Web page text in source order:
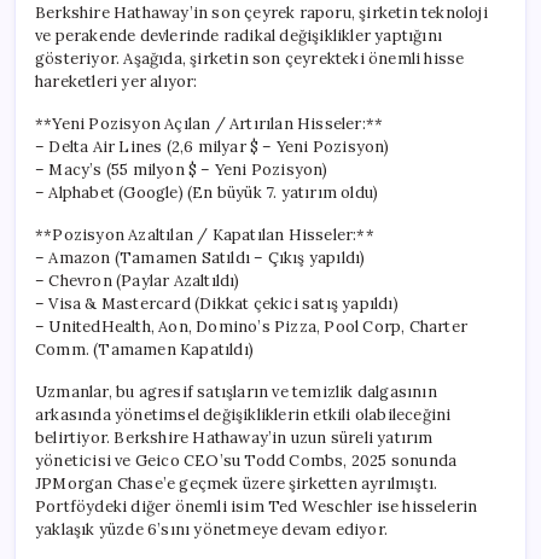
Berkshire Hathaway’in son çeyrek raporu, şirketin teknoloji
ve perakende devlerinde radikal değişiklikler yaptığını
gösteriyor. Aşağıda, şirketin son çeyrekteki önemli hisse
hareketleri yer alıyor:
**Yeni Pozisyon Açılan / Artırılan Hisseler:**
– Delta Air Lines (2,6 milyar $ – Yeni Pozisyon)
– Macy’s (55 milyon $ – Yeni Pozisyon)
– Alphabet (Google) (En büyük 7. yatırım oldu)
**Pozisyon Azaltılan / Kapatılan Hisseler:**
– Amazon (Tamamen Satıldı – Çıkış yapıldı)
– Chevron (Paylar Azaltıldı)
– Visa & Mastercard (Dikkat çekici satış yapıldı)
– UnitedHealth, Aon, Domino’s Pizza, Pool Corp, Charter
Comm. (Tamamen Kapatıldı)
Uzmanlar, bu agresif satışların ve temizlik dalgasının
arkasında yönetimsel değişikliklerin etkili olabileceğini
belirtiyor. Berkshire Hathaway’in uzun süreli yatırım
yöneticisi ve Geico CEO’su Todd Combs, 2025 sonunda
JPMorgan Chase’e geçmek üzere şirketten ayrılmıştı.
Portföydeki diğer önemli isim Ted Weschler ise hisselerin
yaklaşık yüzde 6’sını yönetmeye devam ediyor.